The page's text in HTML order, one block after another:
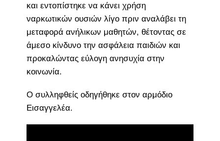
και εντοπίστηκε να κάνει χρήση
ναρκωτικών ουσιών λίγο πριν αναλάβει τη
μεταφορά ανήλικων μαθητών, θέτοντας σε
άμεσο κίνδυνο την ασφάλεια παιδιών και
προκαλώντας εύλογη ανησυχία στην
κοινωνία.
Ο συλληφθείς οδηγήθηκε στον αρμόδιο
Εισαγγελέα.